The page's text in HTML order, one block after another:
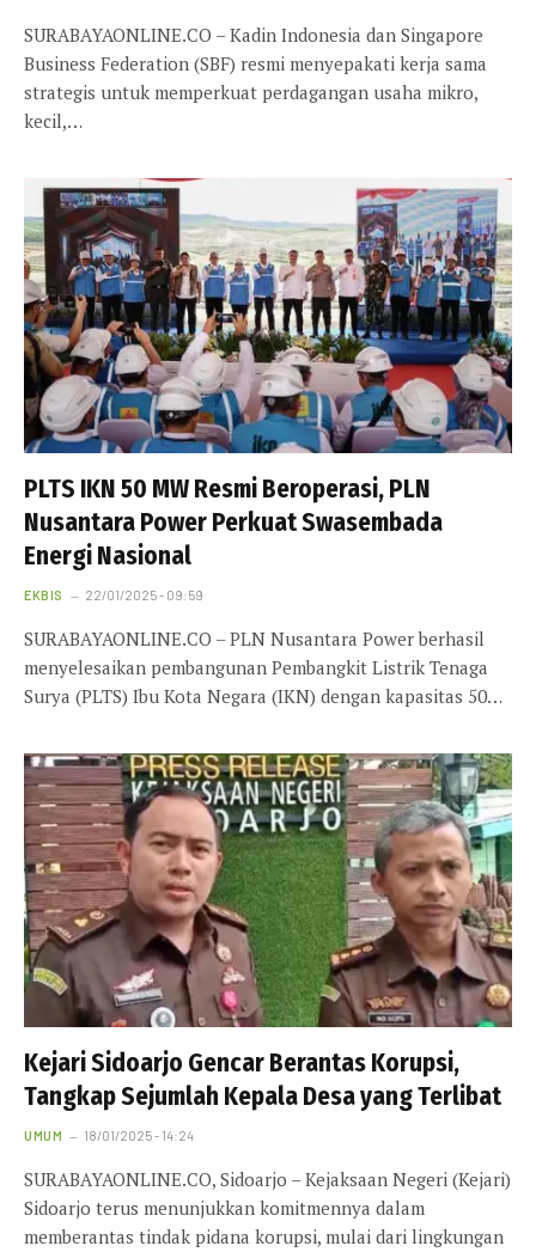
SURABAYAONLINE.CO – Kadin Indonesia dan Singapore
Business Federation (SBF) resmi menyepakati kerja sama
strategis untuk memperkuat perdagangan usaha mikro,
kecil,…
PLTS IKN 50 MW Resmi Beroperasi, PLN
Nusantara Power Perkuat Swasembada
Energi Nasional
EKBIS 22/01/2025 - 09:59
SURABAYAONLINE.CO – PLN Nusantara Power berhasil
menyelesaikan pembangunan Pembangkit Listrik Tenaga
Surya (PLTS) Ibu Kota Negara (IKN) dengan kapasitas 50…
Kejari Sidoarjo Gencar Berantas Korupsi,
Tangkap Sejumlah Kepala Desa yang Terlibat
UMUM 18/01/2025 - 14:24
SURABAYAONLINE.CO, Sidoarjo – Kejaksaan Negeri (Kejari)
Sidoarjo terus menunjukkan komitmennya dalam
memberantas tindak pidana korupsi, mulai dari lingkungan